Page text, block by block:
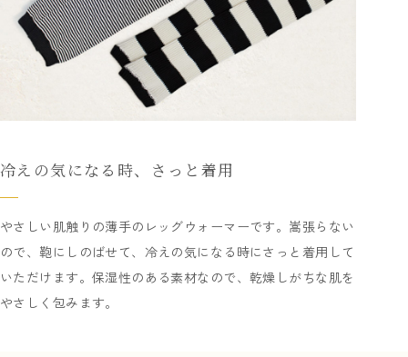
冷えの気になる時、さっと着用
やさしい肌触りの薄手のレッグウォーマーです。嵩張らない
ので、鞄にしのばせて、冷えの気になる時にさっと着用して
いただけます。保湿性のある素材なので、乾燥しがちな肌を
やさしく包みます。